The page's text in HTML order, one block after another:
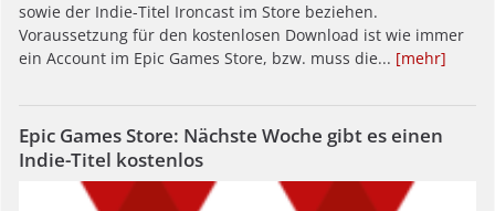
sowie der Indie-Titel Ironcast im Store beziehen.
Voraussetzung für den kostenlosen Download ist wie immer
ein Account im Epic Games Store, bzw. muss die... [mehr]
Epic Games Store: Nächste Woche gibt es einen
Indie-Titel kostenlos